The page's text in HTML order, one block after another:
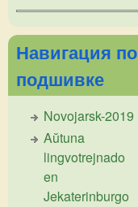
Навигация по
подшивке
Novojarsk-2019
Aŭtuna
lingvotrejnado
en
Jekaterinburgo